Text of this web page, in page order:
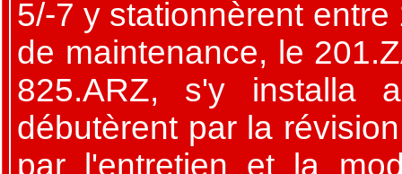
5/-7 y stationnèrent
de maintenance, le
825.ARZ, s'y installa
débutèrent par la
par l'entretien et la